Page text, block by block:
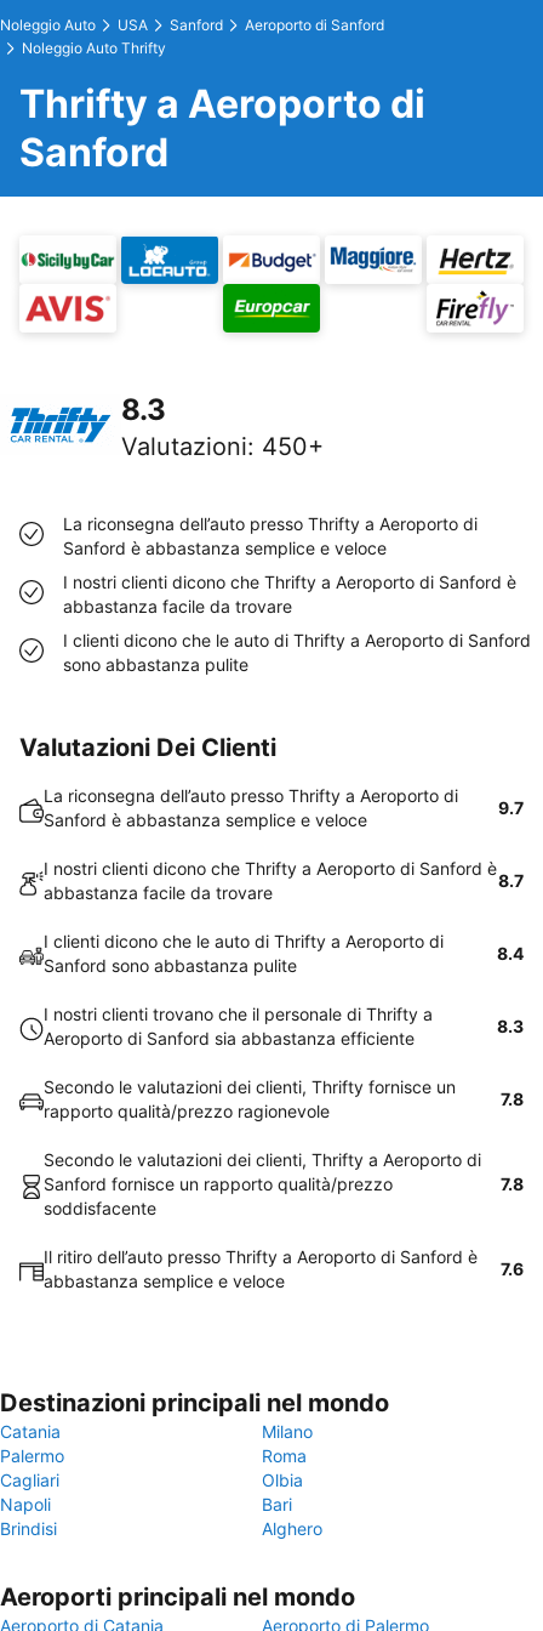
Noleggio Auto USA Sanford
Aeroporto di Sanford
Noleggio Auto Thrifty
Thrifty a Aeroporto di
Sanford
8.3
Valutazioni: 450+
La riconsegna dell’auto presso Thrifty a Aeroporto di
Sanford è abbastanza semplice e veloce
I nostri clienti dicono che Thrifty a Aeroporto di Sanford è
abbastanza facile da trovare
I clienti dicono che le auto di Thrifty a Aeroporto di Sanford
sono abbastanza pulite
Valutazioni Dei Clienti
La riconsegna dell’auto presso Thrifty a Aeroporto di
Sanford è abbastanza semplice e veloce
9.7
I nostri clienti dicono che Thrifty a Aeroporto di Sanford è
abbastanza facile da trovare
8.7
I clienti dicono che le auto di Thrifty a Aeroporto di
Sanford sono abbastanza pulite
8.4
I nostri clienti trovano che il personale di Thrifty a
Aeroporto di Sanford sia abbastanza efficiente
8.3
Secondo le valutazioni dei clienti, Thrifty fornisce un
rapporto qualità/prezzo ragionevole
7.8
Secondo le valutazioni dei clienti, Thrifty a Aeroporto di
Sanford fornisce un rapporto qualità/prezzo
soddisfacente
7.8
Il ritiro dell’auto presso Thrifty a Aeroporto di Sanford è
abbastanza semplice e veloce
7.6
Destinazioni principali nel mondo
Catania
Milano
Palermo
Roma
Cagliari
Olbia
Napoli
Bari
Brindisi
Alghero
Aeroporti principali nel mondo
Aeroporto di Catania Aeroporto di Palermo